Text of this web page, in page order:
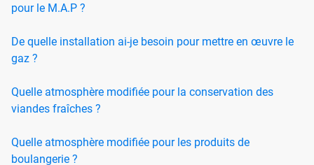
pour le M.A.P ?
De quelle installation ai-je besoin pour mettre en œuvre le
gaz ?
Quelle atmosphère modifiée pour la conservation des
viandes fraîches ?
Quelle atmosphère modifiée pour les produits de
boulangerie ?